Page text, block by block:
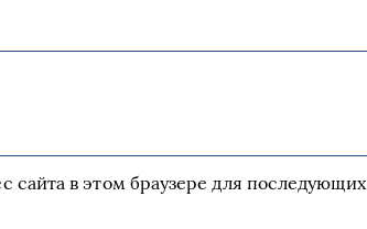
сайта в этом браузере для последующих